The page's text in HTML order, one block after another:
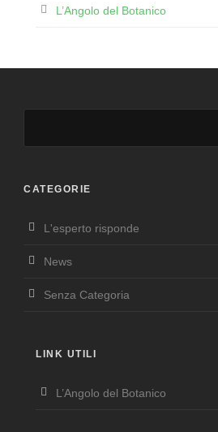
L’Angolo del Botanico
CATEGORIE
L'esperto risponde
News
Senza Categoria
LINK UTILI
L’Angolo del Botanico